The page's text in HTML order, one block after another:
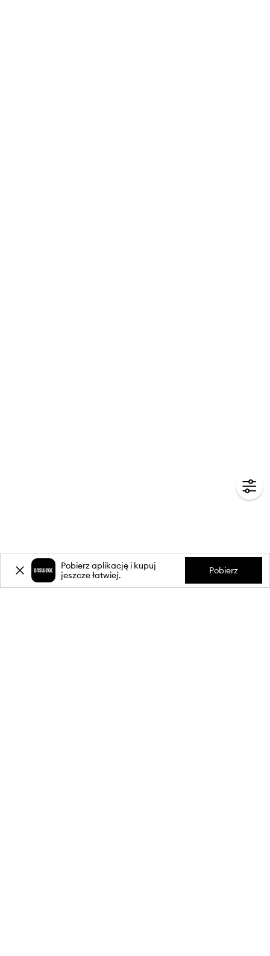
Pobierz aplikację i kupuj
jeszcze łatwiej.
Pobierz